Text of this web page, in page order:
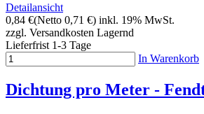
Detailansicht
0,84 €(Netto 0,71 €) inkl. 19% MwSt.
zzgl. Versandkosten Lagernd
Lieferfrist 1-3 Tage
In Warenkorb
Dichtung pro Meter -